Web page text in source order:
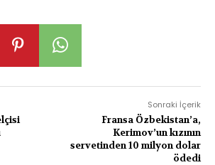
Sonraki İçerik
Fransa Özbekistan’a,
Kerimov’un kızının
servetinden 10 milyon dolar
ödedi